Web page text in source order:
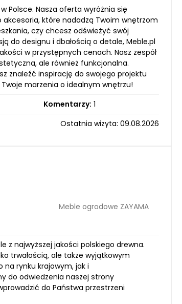
Polsce. Nasza oferta wyróżnia się
które nadadzą Twoim wnętrzom
czy chcesz odświeżyć swój
do designu i dbałością o detale, Meble.pl
w przystępnych cenach. Nasz zespół
ale również funkcjonalna.
znaleźć inspirację do swojego projektu
marzenia o idealnym wnętrzu!
Komentarzy: 1
Ostatnia wizyta: 09.08.2026
Meble ogrodowe ZAYAMA
z najwyższej jakości polskiego drewna.
trwałością, ale także wyjątkowym
na rynku krajowym, jak i
do odwiedzenia naszej strony
do Państwa przestrzeni